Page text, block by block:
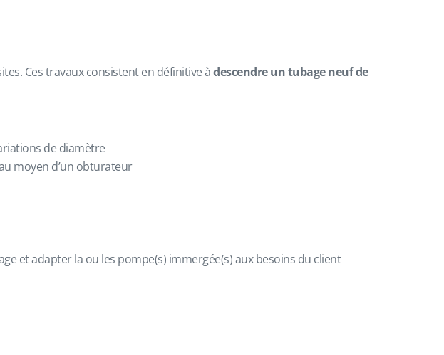
Ces travaux consistent en définitive àdescendre un tubage neuf de
de diamètre
moyen d’un obturateur
et adapter la ou les pompe(s) immergée(s) aux besoins du client